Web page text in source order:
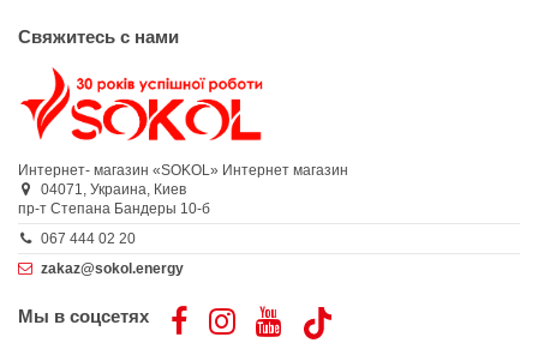
Свяжитесь с нами
Интернет- магазин «SOKOL» Интернет магазин
04071, Украина, Киев
пр-т Степана Бандеры 10-б
067 444 02 20
zakaz@sokol.energy
Мы в соцсетях